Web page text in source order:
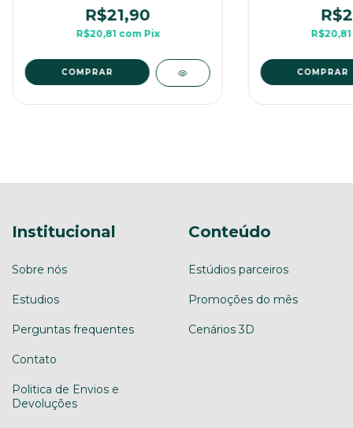
R$21,90
R$20,81 com Pix
COMPRAR
R$20,81
COMPRAR
Institucional
Sobre nós
Estudios
Perguntas frequentes
Contato
Politica de Envios e
Devoluções
Conteúdo
Estúdios parceiros
Promoções do mês
Cenários 3D